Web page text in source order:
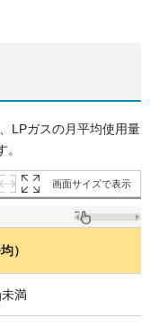
LPガスの月平均使用量
画面サイズで表示
）
満